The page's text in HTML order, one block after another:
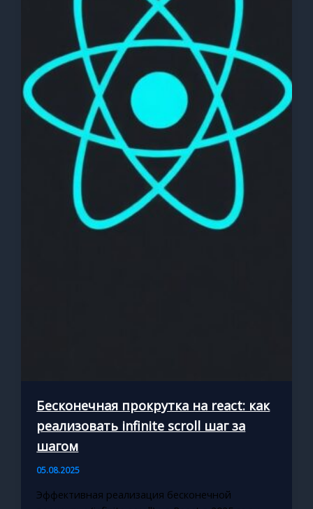
Бесконечная прокрутка на react: как
реализовать infinite scroll шаг за
шагом
05.08.2025
Эффективная реализация бесконечной